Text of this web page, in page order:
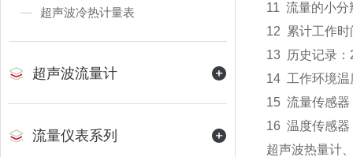
超声波冷热计量表
超声波流量计
流量仪表系列
11 流量的小分
12 累计工作时
13 历史记录：
14 工作环境
15 流量传感器
16 温度传感器
超声波热量计